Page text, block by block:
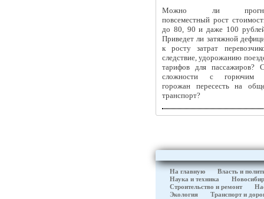
Можно ли
повсеместный рост
до 80, 90 и даже 100
Приведет ли затяжной
к росту затрат
следствие, удорожанию
тарифов для пассажиров?
сложности с горючим
горожан пересесть на
транспорт?
На главную
Власть и
Наука и техника
Строительство и ремонт
Экология
Транспорт и